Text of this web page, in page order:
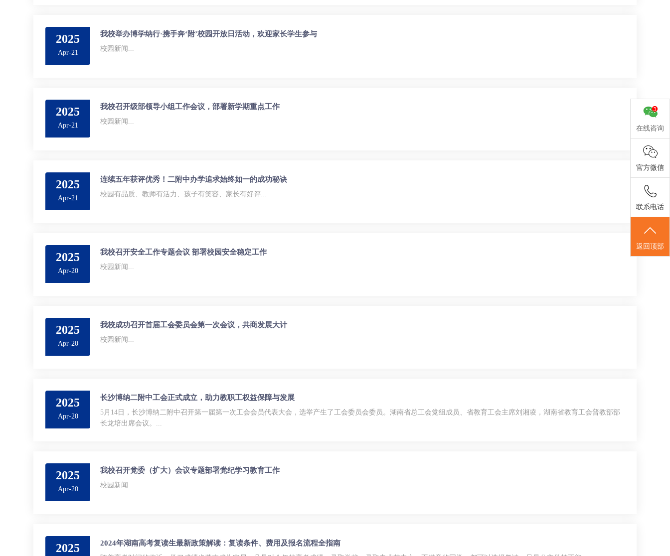
2025
Apr-21
我校举办博学纳行·携手奔‘附’校园开放日活动，欢迎家长学生参与
校园新闻...
2025
Apr-21
我校召开级部领导小组工作会议，部署新学期重点工作
校园新闻...
2025
Apr-21
连续五年获评优秀！二附中办学追求始终如一的成功秘诀
校园有品质、教师有活力、孩子有笑容、家长有好评...
2025
Apr-20
我校召开安全工作专题会议 部署校园安全稳定工作
校园新闻...
2025
Apr-20
我校成功召开首届工会委员会第一次会议，共商发展大计
校园新闻...
2025
Apr-20
长沙博纳二附中工会正式成立，助力教职工权益保障与发展
5月14日，长沙博纳二附中召开第一届第一次工会会员代表大会，选举产生了工会委员会委员。湖南省总工会党组成员、省教育工会主席刘湘凌，湖南省教育工会普教部部
长龙培出席会议。...
2025
Apr-20
我校召开党委（扩大）会议专题部署党纪学习教育工作
校园新闻...
2025 2024年湖南高考复读生最新政策解读：复读条件、费用及报名流程全指南
在线咨询
官方微信
联系电话
返回顶部